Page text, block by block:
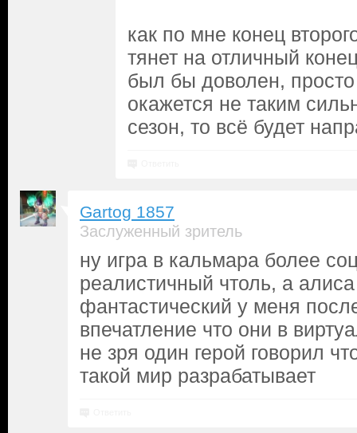
как по мне конец
тянет на отличный
был бы доволен,
окажется не таким
сезон, то всё будет
Gartog 1857
Заслуженный зритель
ну игра в кальмара более
реалистичный чтоль, а
фантастический у меня
впечатление что они в
не зря один герой говорил
такой мир разрабатывает